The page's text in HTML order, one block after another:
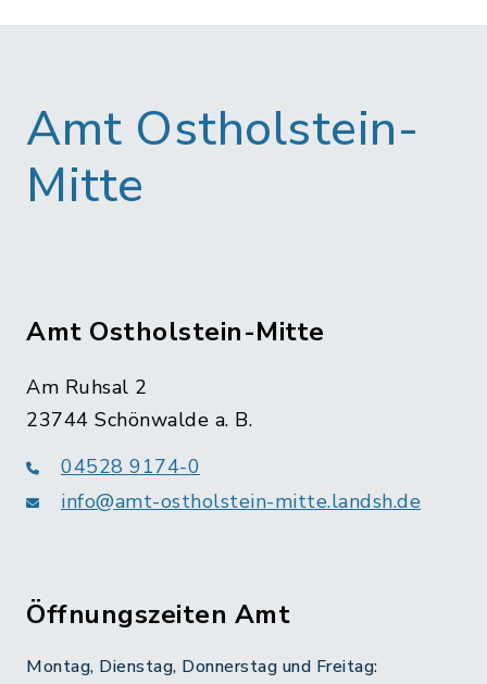
Amt Ostholstein-
Mitte
Amt Ostholstein-Mitte
Am Ruhsal 2
23744 Schönwalde a. B.
04528 9174-0
info@amt-ostholstein-mitte.landsh.de
Öffnungszeiten Amt
Montag, Dienstag, Donnerstag und Freitag: